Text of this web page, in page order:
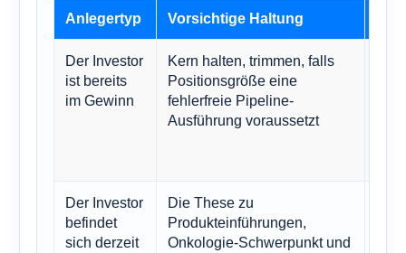
Anlegertyp Vorsichtige Haltung
Der Investor
ist bereits
im Gewinn
Kern halten, trimmen, falls
Positionsgröße eine
fehlerfreie Pipeline-
Ausführung voraussetzt
Der Investor
befindet
sich derzeit
Die These zu
Produkteinführungen,
Onkologie-Schwerpunkt und